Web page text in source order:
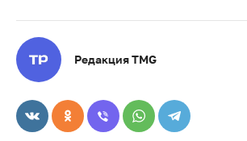
Редакция TMG